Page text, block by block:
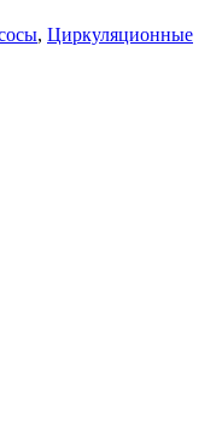
, Циркуляционные